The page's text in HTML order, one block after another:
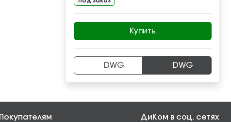
Купить
DWG DWG
Покупателям ДиКом в соц. сетях